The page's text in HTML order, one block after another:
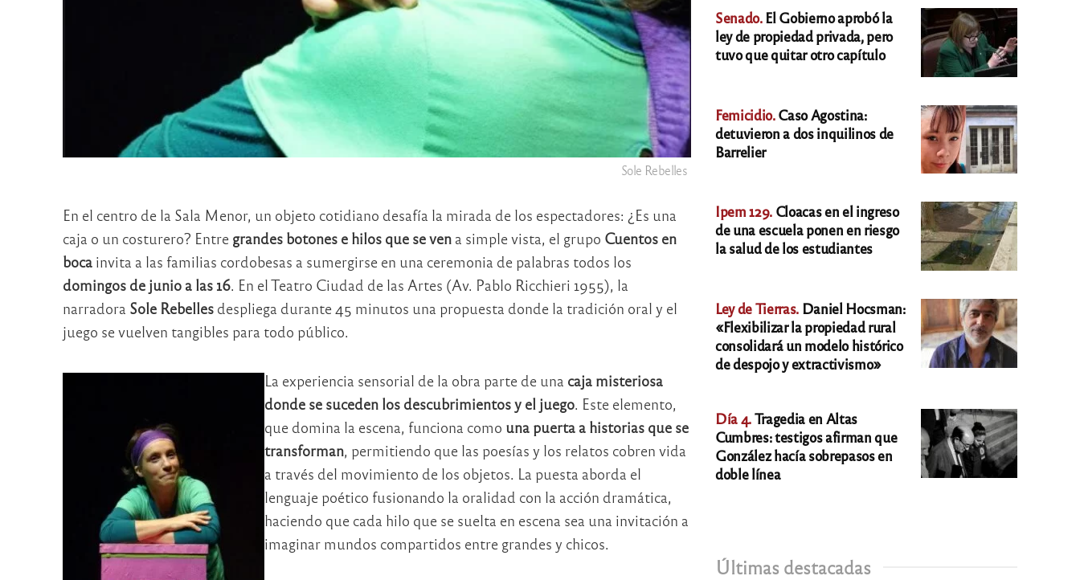
Sole Rebelles
En el centro de la Sala Menor, un objeto cotidiano desafía la mirada de los espectadores: ¿Es una
caja o un costurero? Entre grandes botones e hilos que se vena simple vista, el grupo Cuentos en
bocainvita a las familias cordobesas a sumergirse en una ceremonia de palabras todos los
domingos de junio a las 16. En el Teatro Ciudad de las Artes (Av. Pablo Ricchieri 1955), la
narradora Sole Rebellesdespliega durante 45 minutos una propuesta donde la tradición oral y el
juego se vuelven tangibles para todo público.
La experiencia sensorial de la obra parte de una caja misteriosa
donde se suceden los descubrimientos y el juego. Este elemento,
que domina la escena, funciona como una puerta a historias que se
transforman, permitiendo que las poesías y los relatos cobren vida
a través del movimiento de los objetos. La puesta aborda el
lenguaje poético fusionando la oralidad con la acción dramática,
haciendo que cada hilo que se suelta en escena sea una invitación a
imaginar mundos compartidos entre grandes y chicos.
Senado.El Gobierno aprobó la
ley de propiedad privada, pero
tuvo que quitar otro capítulo
Femicidio.Caso Agostina:
detuvieron a dos inquilinos de
Barrelier
Ipem 129. Cloacas en el ingreso
de una escuela ponen en riesgo
la salud de los estudiantes
Ley de Tierras. Daniel Hocsman:
«Flexibilizar la propiedad rural
consolidará un modelo histórico
de despojo y extractivismo»
Día 4.Tragedia en Altas
Cumbres: testigos afirman que
González hacía sobrepasos en
doble línea
Últimas destacadas